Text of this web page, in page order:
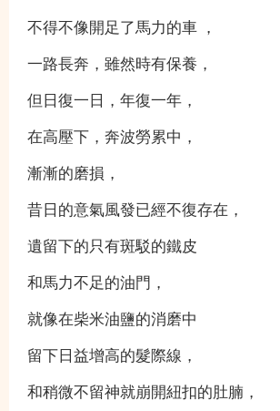
不得不像開足了馬力的車 ，
一路長奔，雖然時有保養，
但日復一日，年復一年，
在高壓下，奔波勞累中，
漸漸的磨損，
昔日的意氣風發已經不復存在，
遺留下的只有斑駁的鐵皮
和馬力不足的油門，
就像在柴米油鹽的消磨中
留下日益增高的髮際線，
和稍微不留神就崩開紐扣的肚腩，